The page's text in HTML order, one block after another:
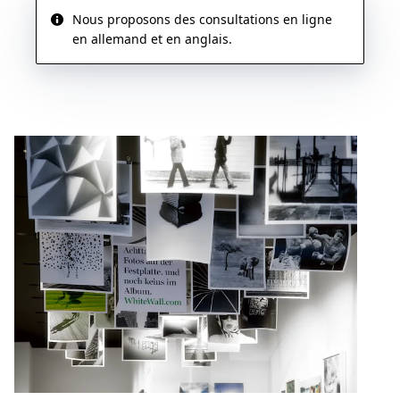
Nous proposons des consultations en ligne
en allemand et en anglais.